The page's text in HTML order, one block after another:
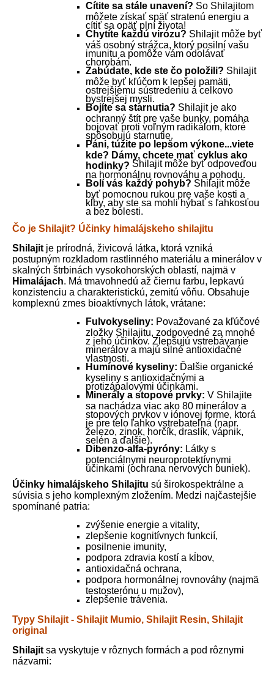
Cítite sa stále unavení? So Shilajitom
môžete získať späť stratenú energiu a
cítiť sa opäť plní života!
Chytíte každú virózu? Shilajit môže byť
váš osobný strážca, ktorý posilní vašu
imunitu a pomôže vám odolávať
chorobám.
Zabúdate, kde ste čo položili? Shilajit
môže byť kľúčom k lepšej pamäti,
ostrejšiemu sústredeniu a celkovo
bystrejšej mysli.
Bojíte sa starnutia? Shilajit je ako
ochranný štít pre vaše bunky, pomáha
bojovať proti voľným radikálom, ktoré
spôsobujú starnutie.
Páni, túžite po lepšom výkone...viete
kde? Dámy, chcete mať cyklus ako
hodinky? Shilajit môže byť odpoveďou
na hormonálnu rovnováhu a pohodu.
Bolí vás každý pohyb? Shilajit môže
byť pomocnou rukou pre vaše kosti a
kĺby, aby ste sa mohli hýbať s ľahkosťou
a bez bolesti.
Čo je Shilajit? Účinky himalájskeho shilajitu
Shilajitje prírodná, živicová látka, ktorá vzniká
postupným rozkladom rastlinného materiálu a minerálov v
skalných štrbinách vysokohorských oblastí, najmä v
Himalájach. Má tmavohnedú až čiernu farbu, lepkavú
konzistenciu a charakteristickú, zemitú vôňu. Obsahuje
komplexnú zmes bioaktívnych látok, vrátane:
Fulvokyseliny: Považované za kľúčové
zložky Shilajitu, zodpovedné za mnohé
z jeho účinkov. Zlepšujú vstrebávanie
minerálov a majú silné antioxidačné
vlastnosti.
Humínové kyseliny: Ďalšie organické
kyseliny s antioxidačnými a
protizápalovými účinkami.
Minerály a stopové prvky: V Shilajite
sa nachádza viac ako 80 minerálov a
stopových prvkov v iónovej forme, ktorá
je pre telo ľahko vstrebateľná (napr.
železo, zinok, horčík, draslík, vápnik,
selén a ďalšie).
Dibenzo-alfa-pyróny: Látky s
potenciálnymi neuroprotektívnymi
účinkami (ochrana nervových buniek).
Účinky himalájskeho Shilajitu sú širokospektrálne a
súvisia s jeho komplexným zložením. Medzi najčastejšie
spomínané patria:
zvýšenie energie a vitality,
zlepšenie kognitívnych funkcií,
posilnenie imunity,
podpora zdravia kostí a kĺbov,
antioxidačná ochrana,
podpora hormonálnej rovnováhy (najmä
testosterónu u mužov),
zlepšenie trávenia.
Typy Shilajit - Shilajit Mumio, Shilajit Resin, Shilajit
original
Shilajit sa vyskytuje v rôznych formách a pod rôznymi
názvami: